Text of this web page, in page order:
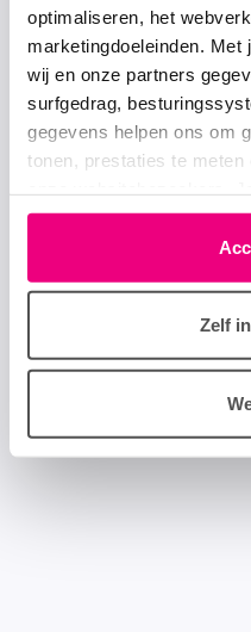
optimaliseren, het
marketingdoeleinden.
wij en onze partners
surfgedrag,
gegevens helpen ons om
tonen, prestaties te
moment wijzigen of
linksonder elke pagina.
in het tabblad “details”.
Zelf